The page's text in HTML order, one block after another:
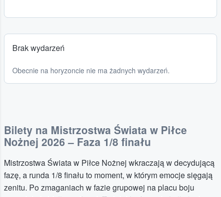
Brak wydarzeń
Obecnie na horyzoncie nie ma żadnych wydarzeń.
Bilety na Mistrzostwa Świata w Piłce
Nożnej 2026 – Faza 1/8 finału
Mistrzostwa Świata w Piłce Nożnej wkraczają w decydującą
fazę, a runda 1/8 finału to moment, w którym emocje sięgają
zenitu. Po zmaganiach w fazie grupowej na placu boju